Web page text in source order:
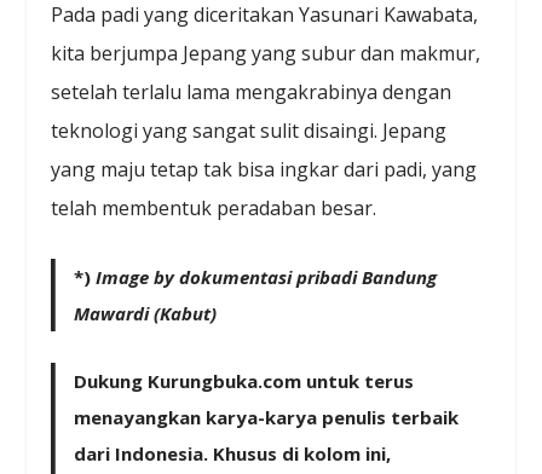
Pada padi yang diceritakan Yasunari Kawabata,
kita berjumpa Jepang yang subur dan makmur,
setelah terlalu lama mengakrabinya dengan
teknologi yang sangat sulit disaingi. Jepang
yang maju tetap tak bisa ingkar dari padi, yang
telah membentuk peradaban besar.
*)Image by dokumentasi pribadi Bandung
Mawardi (Kabut)
Dukung Kurungbuka.com untuk terus
menayangkan karya-karya penulis terbaik
dari Indonesia. Khusus di kolom ini,